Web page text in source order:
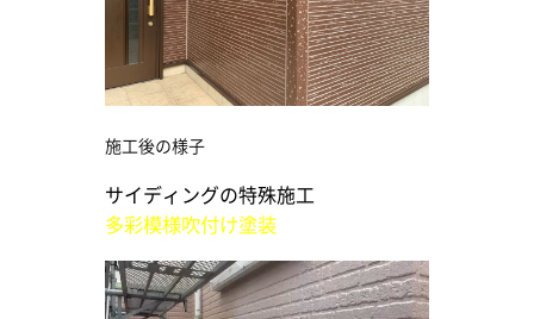
施工後の様子
サイディングの特殊施工
多彩模様吹付け塗装